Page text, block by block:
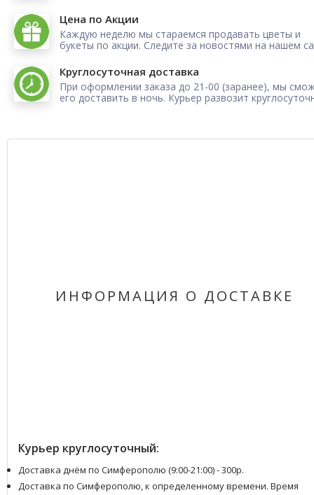
Цена по Акции
Каждую неделю мы стараемся продавать цветы и
букеты по акции. Следите за новостями на нашем
Круглосуточная доставка
При оформлении заказа до 21-00 (заранее), мы
его доставить в ночь. Курьер развозит
ИНФОРМАЦИЯ О ДОСТАВКЕ
Курьер круглосуточный:
Доставка днём по Симферополю (9:00-21:00) - 300р.
Доставка по Симферополю, к определенному времени. Время